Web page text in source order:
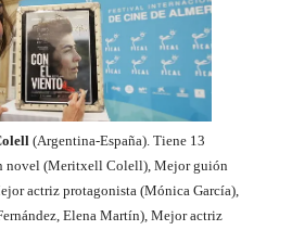
(Argentina-España). Tiene 13
novel (Meritxell Colell), Mejor guión
actriz protagonista (Mónica García),
Elena Martín), Mejor actriz